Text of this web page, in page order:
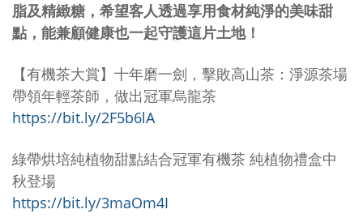
脂及精緻糖，希望客人透過享用食材純淨的美味甜
點，能兼顧健康也一起守護這片土地！
【有機茶大賞】十年磨一劍，擊敗高山茶：淨源茶場
帶領年輕茶師，做出冠軍烏龍茶
https://bit.ly/2F5b6lA
綠帶烘培純植物甜點結合冠軍有機茶 純植物禮盒中
秋登場
https://bit.ly/3maOm4I